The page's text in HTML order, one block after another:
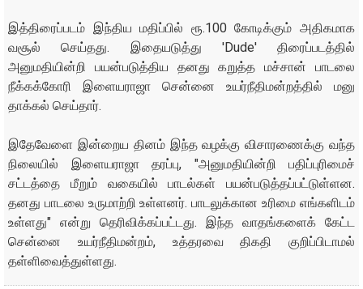
இத்திரைப்படம் இந்திய மதிப்பில் ரூ.100 கோடிக்கும் அதிகமாக
வசூல் செய்தது. இதையடுத்து 'Dude' திரைப்படத்தில்
அனுமதியின்றி பயன்படுத்திய தனது கறுத்த மச்சான் பாடலை
நீக்கக்கோரி இளையராஜா சென்னை உயர்நீதிமன்றத்தில் மனு
தாக்கல் செய்தார்.
இதேவேளை இன்றைய தினம் இந்த வழக்கு விசாரணைக்கு வந்த
நிலையில் இளையராஜா தரப்பு, "அனுமதியின்றி பதிப்புரிமைச்
சட்டத்தை மீறும் வகையில் பாடல்கள் பயன்படுத்தப்பட்டுள்ளன.
தனது பாடலை உருமாற்றி உள்ளனர். பாடலுக்கான உரிமை எங்களிடம்
உள்ளது" என்று தெரிவிக்கப்பட்டது. இந்த வாதங்களைக் கேட்ட
சென்னை உயர்நீதிமன்றம், உத்தரவை திகதி குறிப்பிடாமல்
தள்ளிவைத்துள்ளது.